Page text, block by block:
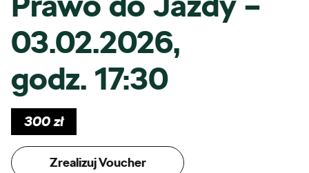
03.02.2026,
godz. 17:30
300zł
Zrealizuj Voucher